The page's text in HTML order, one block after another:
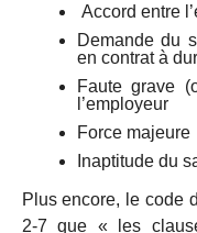
Accord entre
Demande du
en contrat à
Faute grave
l’employeur
Force majeure
Inaptitude du
Plus encore, le code
2-7 que « les